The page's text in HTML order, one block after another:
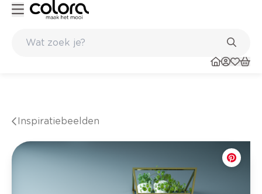
Inspiratiebeelden